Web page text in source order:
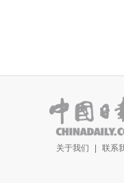
关于我们 | 联系